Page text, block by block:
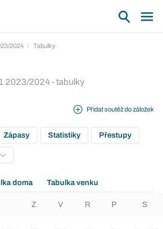
2024 Tabulky
2023/2024 - tabulky
Přidat soutěž do záložek
Zápasy Statistiky Přestupy
doma Tabulka venku
Z V R P S